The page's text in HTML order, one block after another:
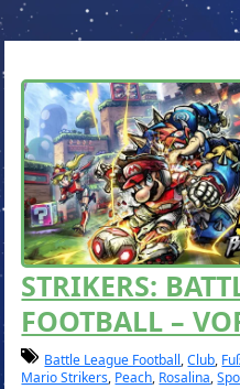
STRIKERS:
FOOTBALL –
Battle League Football,Club,
Mario Strikers, Peach, Rosalina,